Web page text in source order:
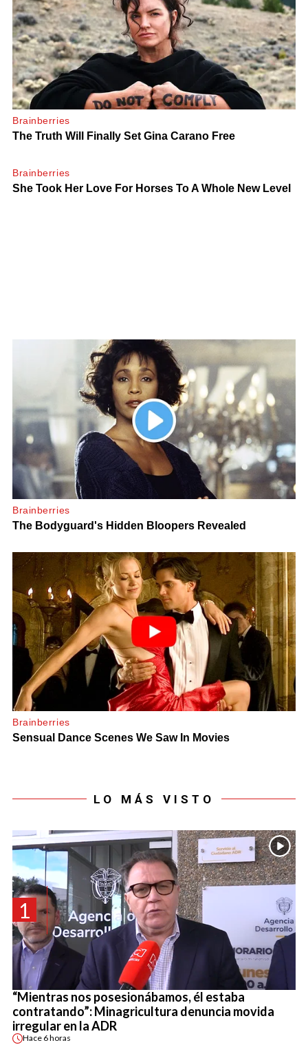
LO MÁS VISTO
1
“Mientras nos posesionábamos, él estaba
contratando”: Minagricultura denuncia movida
irregular en la ADR
Hace 6 horas